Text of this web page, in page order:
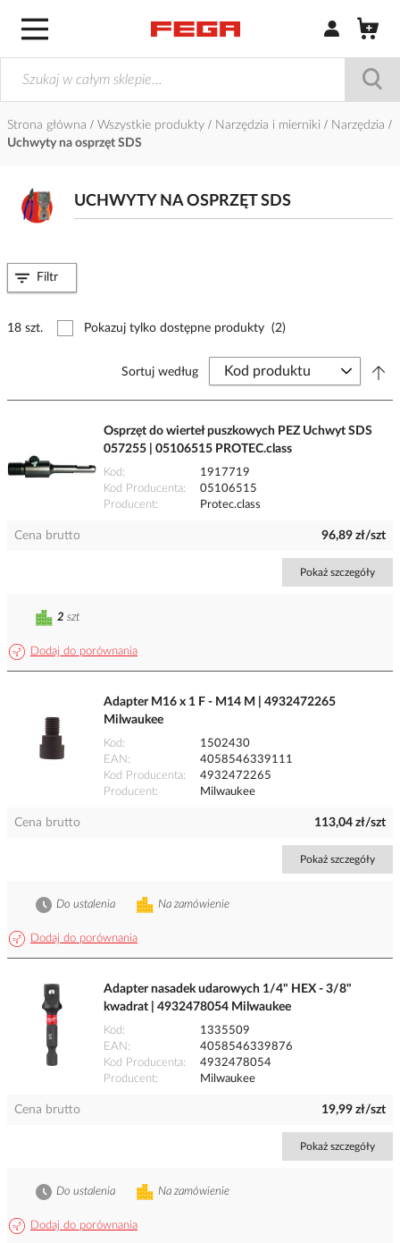
Zaloguj się /
Strona główna Wszystkie produkty Narzędzia i mierniki
Narzędzia
Uchwyty na osprzęt SDS
UCHWYTY NA OSPRZĘT SDS
18 szt. Pokazuj tylko dostępne produkty (2)
Sortuj według
Osprzęt do wierteł puszkowych PEZ Uchwyt SDS
057255 | 05106515 PROTEC.class
Kod
1917719
Kod Producenta
05106515
Producent
Protec.class
Cena brutto 96,89 zł/szt
Pokaż szczegóły
Dodaj do porównania
2 szt
Adapter M16 x 1 F - M14 M | 4932472265
Milwaukee
Kod
1502430
EAN
4058546339111
Kod Producenta
4932472265
Producent
Milwaukee
Cena brutto 113,04 zł/szt
Pokaż szczegóły
Dodaj do porównania
Na zamówienie
Do ustalenia
Adapter nasadek udarowych 1/4" HEX - 3/8"
kwadrat | 4932478054 Milwaukee
Kod
1335509
EAN
4058546339876
Kod Producenta
4932478054
Producent
Milwaukee
Cena brutto 19,99 zł/szt
Pokaż szczegóły
Dodaj do porównania
Na zamówienie
Do ustalenia
Filtr